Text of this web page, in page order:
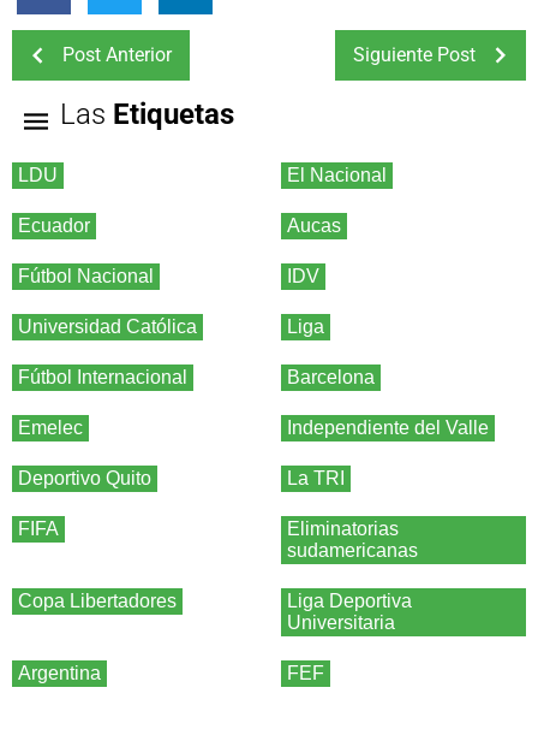
Post Anterior Siguiente Post
Las Etiquetas
LDU El Nacional
Ecuador Aucas
Fútbol Nacional IDV
Universidad Católica Liga
Fútbol Internacional Barcelona
Emelec Independiente del Valle
Deportivo Quito La TRI
FIFA
Eliminatorias
sudamericanas
Copa Libertadores
Liga Deportiva
Universitaria
Argentina FEF